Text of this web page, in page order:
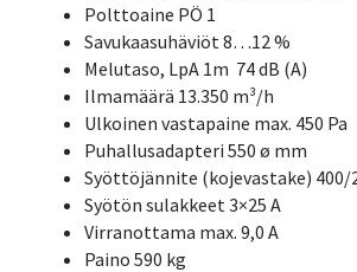
Polttoaine PÖ 1
Savukaasuhäviöt 8…12 %
Melutaso, LpA 1m 74 dB (A)
Ilmamäärä 13.350 m³/h
Ulkoinen vastapaine max. 450 Pa
Puhallusadapteri 550 ø mm
Syöttöjännite (kojevastake) 400/
Syötön sulakkeet 3×25 A
Virranottama max. 9,0 A
Paino 590 kg